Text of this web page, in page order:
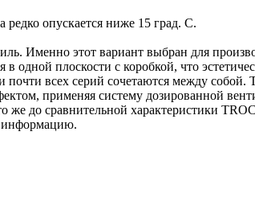
опускается ниже 15 град. С.
Именно этот вариант выбран для
одной плоскости с коробкой, что
всех серий сочетаются между
применяя систему дозированной
до сравнительной характеристики
информацию.